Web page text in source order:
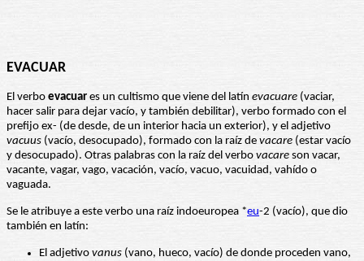
EVACUAR
El verbo evacuar es un cultismo que viene del latín evacuare (vaciar,
hacer salir para dejar vacío, y también debilitar), verbo formado con el
prefijo ex- (de desde, de un interior hacia un exterior), y el adjetivo
vacuus (vacío, desocupado), formado con la raíz de vacare (estar vacío
y desocupado). Otras palabras con la raíz del verbo vacare son vacar,
vacante, vagar, vago, vacación, vacío, vacuo, vacuidad, vahído o
vaguada.
Se le atribuye a este verbo una raíz indoeuropea *eu-2 (vacío), que dio
también en latín:
El adjetivo vanus (vano, hueco, vacío) de donde proceden vano,